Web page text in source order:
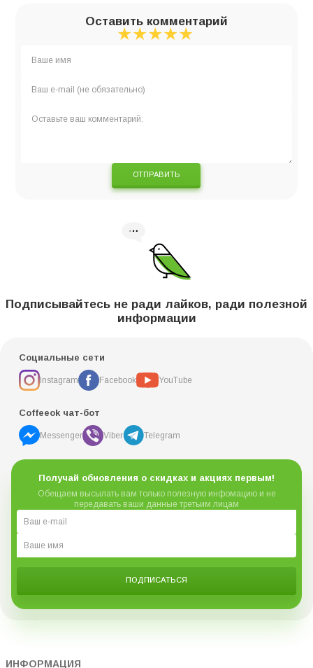
Оставить комментарий
★
★★
★★★
★★★★
★★★★★
ОТПРАВИТЬ
Подписывайтесь не ради лайков, ради полезной
информации
Социальные сети
Instagram Facebook YouTube
Coffeeok чат-бот
Messenger Viber Telegram
Получай обновления о скидках и акциях первым!
Обещаем высылать вам только полезную инфомацию и не
передавать ваши данные третьим лицам
ПОДПИСАТЬСЯ
ИНФОРМАЦИЯ